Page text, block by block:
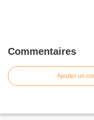
Commentaires
Ajouter un